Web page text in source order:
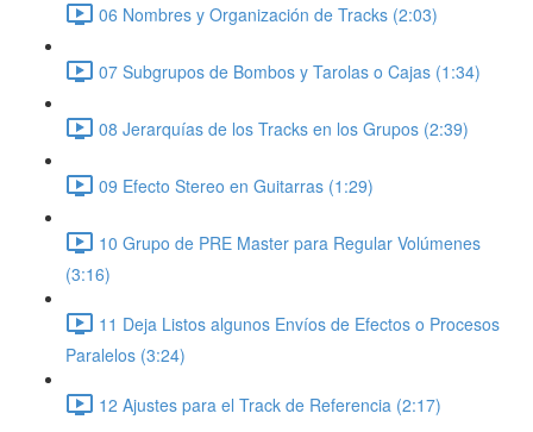
06 Nombres y Organización de Tracks (2:03)
07 Subgrupos de Bombos y Tarolas o Cajas (1:34)
08 Jerarquías de los Tracks en los Grupos (2:39)
09 Efecto Stereo en Guitarras (1:29)
10 Grupo de PRE Master para Regular Volúmenes
(3:16)
11 Deja Listos algunos Envíos de Efectos o Procesos
Paralelos (3:24)
12 Ajustes para el Track de Referencia (2:17)